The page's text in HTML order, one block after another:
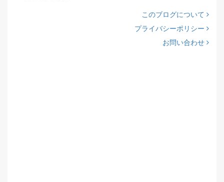
このブログについて
プライバシーポリシー
お問い合わせ